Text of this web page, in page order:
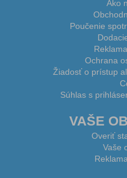
Ako
Poučenie
Ochrana
Žiadosť o prístup
Súhlas s
VAŠE
Overiť
Vaše